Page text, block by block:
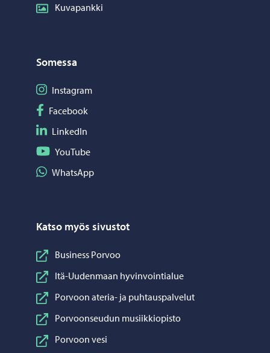
Kuvapankki
Somessa
Seuraa Instagram
Instagram
Seuraa Facebook
Facebook
Seuraa LinkedIn
LinkedIn
Seuraa YouTube
YouTube
Jaa WhatsApp
WhatsApp
Katso myös sivustot
Business Porvoo
Itä-Uudenmaan hyvinvointialue
Porvoon ateria- ja puhtauspalvelut
Porvoonseudun musiikkiopisto
Porvoon vesi